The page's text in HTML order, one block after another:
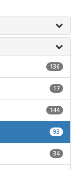
136
17
144
93
34